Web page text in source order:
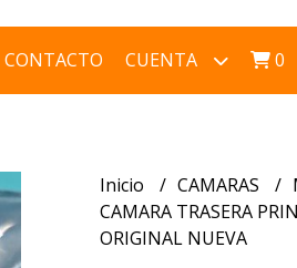
CONTACTO CUENTA 0
Inicio CAMARAS
CAMARA TRASERA
ORIGINAL NUEVA